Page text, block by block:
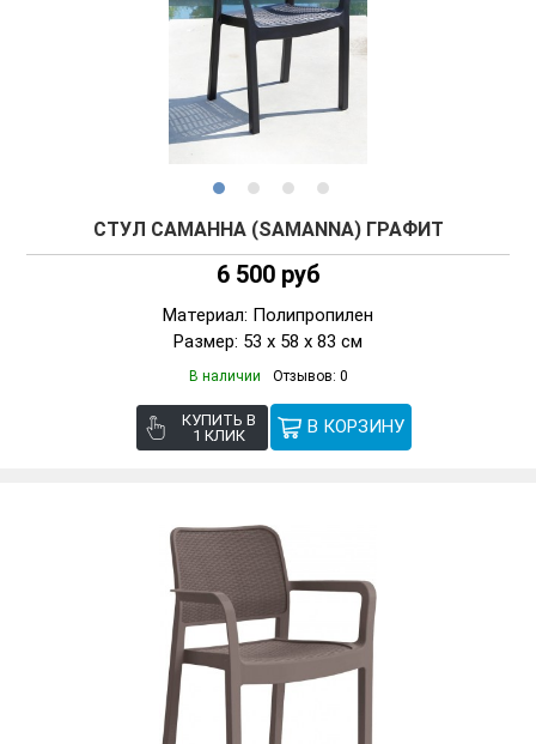
СТУЛ САМАННА (SAMANNA) ГРАФИТ
6 500 руб
Материал: Полипропилен
Размер: 53 х 58 х 83 см
В наличии Отзывов: 0
КУПИТЬ В
1 КЛИК